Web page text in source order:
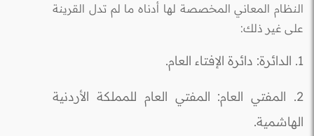
النظام المعاني المخصصة لها أدناه ما لم تدل القرينة
على غير ذلك:
1. الدائرة: دائرة الإفتاء العام.
2. المفتي العام: المفتي العام للمملكة الأردنية
الهاشمية.